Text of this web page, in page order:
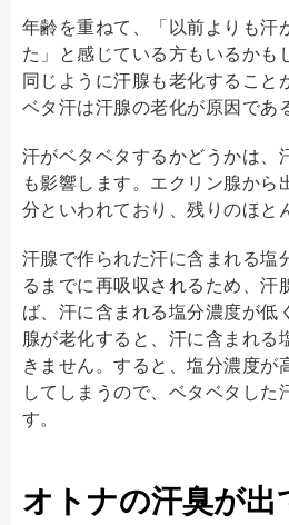
年齢を重ねて、「以前よりも汗
た」と感じている方もいるかも
同じように汗腺も老化すること
ベタ汗は汗腺の老化が原因であ
汗がベタベタするかどうかは、
も影響します。エクリン腺から
分といわれており、残りのほと
汗腺で作られた汗に含まれる塩
るまでに再吸収されるため、汗
ば、汗に含まれる塩分濃度が低
腺が老化すると、汗に含まれる
きません。すると、塩分濃度が
してしまうので、ベタベタした
す。
オトナの汗臭が出